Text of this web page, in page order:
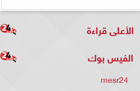
الأعلى قراءة
الفيس بوك
mesr24